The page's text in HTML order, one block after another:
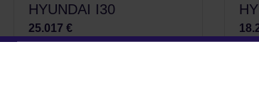
HYUNDAI I30
25.017 €
TVA INCLUS